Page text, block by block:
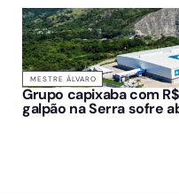
MESTRE ÁLVARO
Grupo capixaba com
galpão na Serra sofre